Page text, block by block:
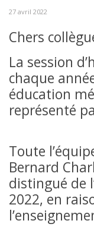
27 avril 2022
Chers
La session
chaque
éducation
représenté
Toute
Bernard
distingué de
2022, en